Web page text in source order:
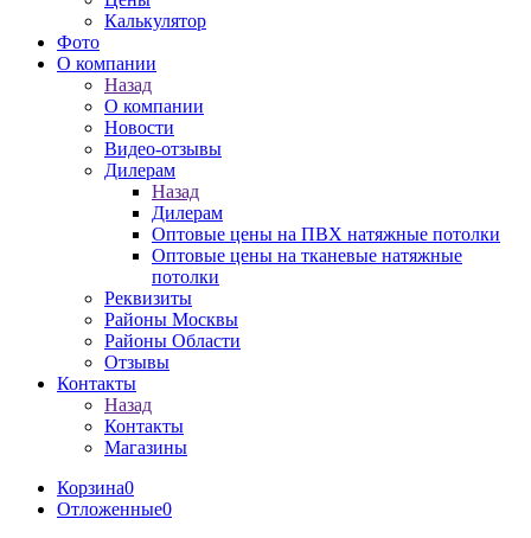
Калькулятор
Фото
О компании
Назад
О компании
Новости
Видео-отзывы
Дилерам
Назад
Дилерам
Оптовые цены на ПВХ натяжные потолки
Оптовые цены на тканевые натяжные
потолки
Реквизиты
Районы Москвы
Районы Области
Отзывы
Контакты
Назад
Контакты
Магазины
Корзина0
Отложенные0